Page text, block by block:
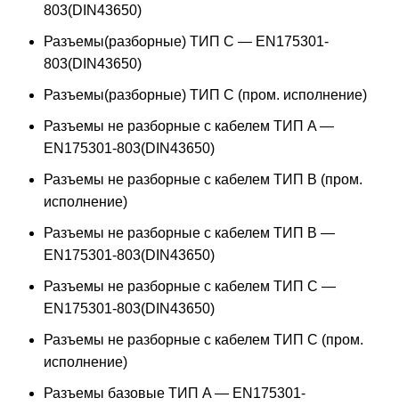
803(DIN43650)
Разъемы(разборные) ТИП C — EN175301-
803(DIN43650)
Разъемы(разборные) ТИП С (пром. исполнение)
Разъемы не разборные с кабелем ТИП A —
EN175301-803(DIN43650)
Разъемы не разборные с кабелем ТИП B (пром.
исполнение)
Разъемы не разборные с кабелем ТИП B —
EN175301-803(DIN43650)
Разъемы не разборные с кабелем ТИП C —
EN175301-803(DIN43650)
Разъемы не разборные с кабелем ТИП C (пром.
исполнение)
Разъемы базовые ТИП A — EN175301-